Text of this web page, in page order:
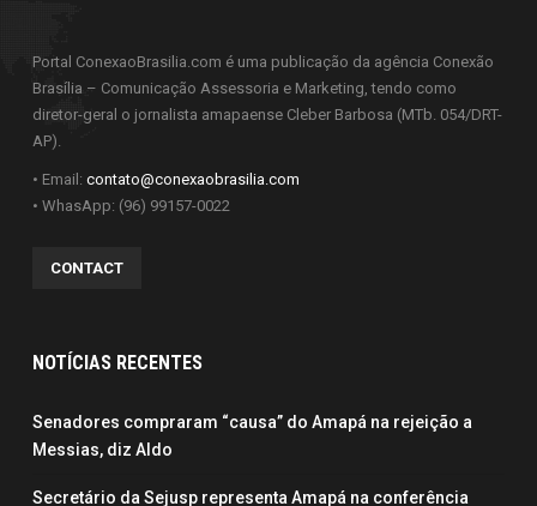
Portal ConexaoBrasilia.com é uma publicação da agência Conexão
Brasília – Comunicação Assessoria e Marketing, tendo como
diretor-geral o jornalista amapaense Cleber Barbosa (MTb. 054/DRT-
AP).
• Email: contato@conexaobrasilia.com
• WhasApp: (96) 99157-0022
CONTACT
NOTÍCIAS RECENTES
Senadores compraram “causa” do Amapá na rejeição a
Messias, diz Aldo
Secretário da Sejusp representa Amapá na conferência